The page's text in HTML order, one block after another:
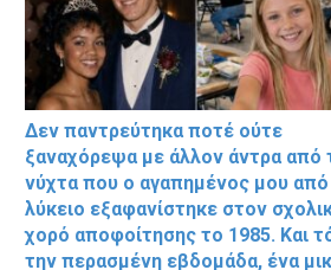
Δεν παντρεύτηκα ποτέ ούτε
ξαναχόρεψα με άλλον άντρα από
νύχτα που ο αγαπημένος μου
λύκειο εξαφανίστηκε στον
χορό αποφοίτησης το 1985. Και
την περασμένη εβδομάδα, ένα